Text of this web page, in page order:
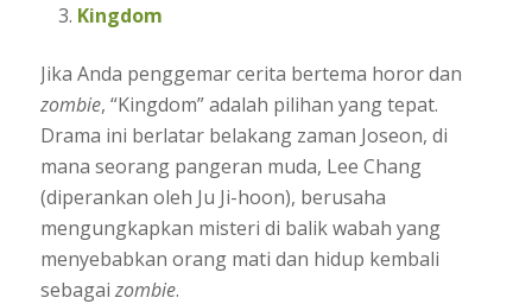
Kingdom
Jika Anda penggemar cerita bertema horor dan
zombie, “Kingdom” adalah pilihan yang tepat.
Drama ini berlatar belakang zaman Joseon, di
mana seorang pangeran muda, Lee Chang
(diperankan oleh Ju Ji-hoon), berusaha
mengungkapkan misteri di balik wabah yang
menyebabkan orang mati dan hidup kembali
sebagai zombie.